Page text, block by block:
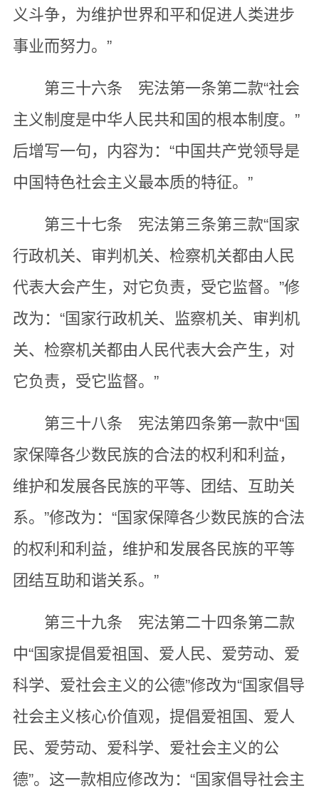
义斗争，为维护世界和平和促进人类进步
事业而努力。”
第三十六条 宪法第一条第二款“社会
主义制度是中华人民共和国的根本制度。”
后增写一句，内容为：“中国共产党领导是
中国特色社会主义最本质的特征。”
第三十七条 宪法第三条第三款“国家
行政机关、审判机关、检察机关都由人民
代表大会产生，对它负责，受它监督。”修
改为：“国家行政机关、监察机关、审判机
关、检察机关都由人民代表大会产生，对
它负责，受它监督。”
第三十八条 宪法第四条第一款中“国
家保障各少数民族的合法的权利和利益，
维护和发展各民族的平等、团结、互助关
系。”修改为：“国家保障各少数民族的合法
的权利和利益，维护和发展各民族的平等
团结互助和谐关系。”
第三十九条 宪法第二十四条第二款
中“国家提倡爱祖国、爱人民、爱劳动、爱
科学、爱社会主义的公德”修改为“国家倡导
社会主义核心价值观，提倡爱祖国、爱人
民、爱劳动、爱科学、爱社会主义的公
德”。这一款相应修改为：“国家倡导社会主